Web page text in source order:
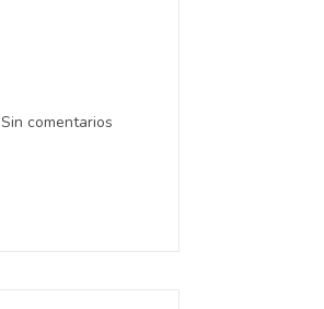
Sin comentarios